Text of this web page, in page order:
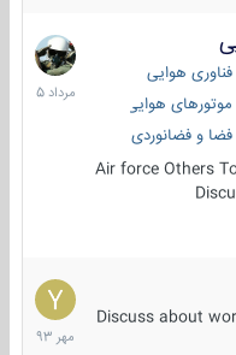
هوایی
هوایی
و فضانوردی
Air force Others
2
مرداد
1405
Discuss about
15
مهر
1393